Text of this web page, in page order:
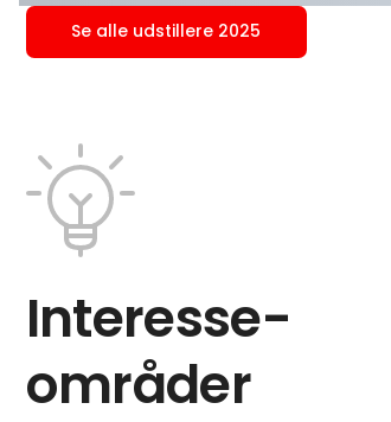
Se alle udstillere 2025
Interesse­
områder